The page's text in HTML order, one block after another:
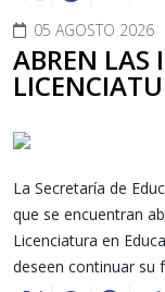
05 AGOSTO 2026
ABREN LAS
La Secretaría de
que se encuentran
Licenciatura en
deseen continuar su